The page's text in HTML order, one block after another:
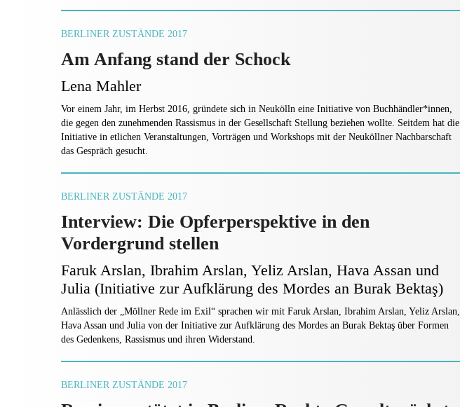
BERLINER ZUSTÄNDE 2017
Am Anfang stand der Schock
Lena Mahler
Vor einem Jahr, im Herbst 2016, gründete sich in Neukölln eine Initiative von Buchhändler*innen,
die gegen den zunehmenden Rassismus in der Gesellschaft Stellung beziehen wollte. Seitdem hat die
Initiative in etlichen Veranstaltungen, Vorträgen und Workshops mit der Neuköllner Nachbarschaft
das Gespräch gesucht.
BERLINER ZUSTÄNDE 2017
Interview: Die Opferperspektive in den
Vordergrund stellen
Faruk Arslan, Ibrahim Arslan, Yeliz Arslan, Hava Assan und
Julia (Initiative zur Aufklärung des Mordes an Burak Bektaş)
Anlässlich der „Möllner Rede im Exil“ sprachen wir mit Faruk Arslan, Ibrahim Arslan, Yeliz Arslan,
Hava Assan und Julia von der Initiative zur Aufklärung des Mordes an Burak Bektaş über Formen
des Gedenkens, Rassismus und ihren Widerstand.
BERLINER ZUSTÄNDE 2017